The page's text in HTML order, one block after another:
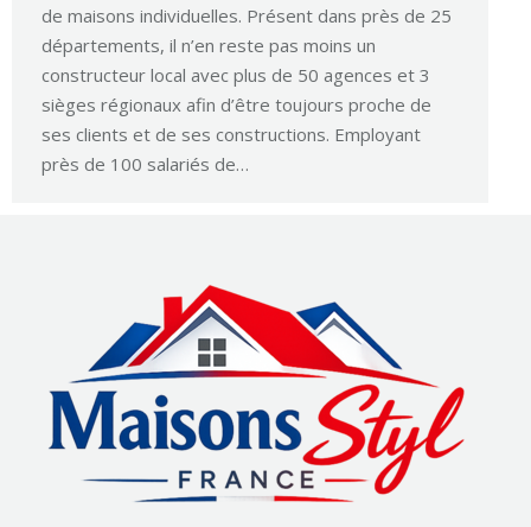
de maisons individuelles. Présent dans près de 25
départements, il n’en reste pas moins un
constructeur local avec plus de 50 agences et 3
sièges régionaux afin d’être toujours proche de
ses clients et de ses constructions. Employant
près de 100 salariés de…